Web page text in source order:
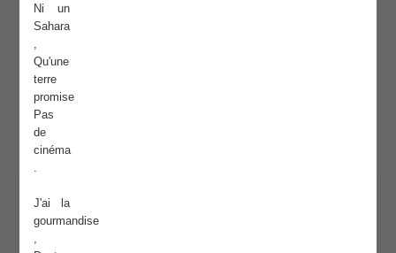
Ni un
Sahara
Qu'une
terre
promise
Pas
de
cinéma
J'ai la
gourmandise